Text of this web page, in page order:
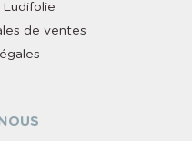
de ventes